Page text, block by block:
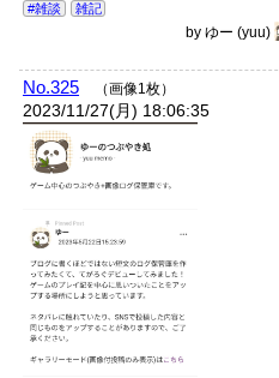
#雑談 雑記
byゆー(yuu)
No.325 （画像1枚）
2023/11/27(月) 18:06:35